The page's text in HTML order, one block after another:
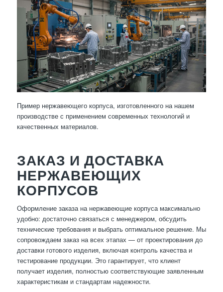
Пример нержавеющего корпуса, изготовленного на нашем
производстве с применением современных технологий и
качественных материалов.
ЗАКАЗ И ДОСТАВКА
НЕРЖАВЕЮЩИХ
КОРПУСОВ
Оформление заказа на нержавеющие корпуса максимально
удобно: достаточно связаться с менеджером, обсудить
технические требования и выбрать оптимальное решение. Мы
сопровождаем заказ на всех этапах — от проектирования до
доставки готового изделия, включая контроль качества и
тестирование продукции. Это гарантирует, что клиент
получает изделия, полностью соответствующие заявленным
характеристикам и стандартам надежности.